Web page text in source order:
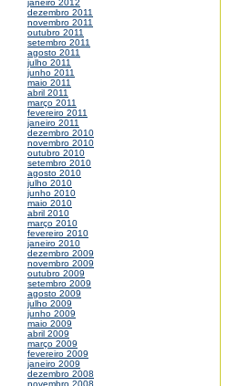
janeiro 2012
dezembro 2011
novembro 2011
outubro 2011
setembro 2011
agosto 2011
julho 2011
junho 2011
maio 2011
abril 2011
março 2011
fevereiro 2011
janeiro 2011
dezembro 2010
novembro 2010
outubro 2010
setembro 2010
agosto 2010
julho 2010
junho 2010
maio 2010
abril 2010
março 2010
fevereiro 2010
janeiro 2010
dezembro 2009
novembro 2009
outubro 2009
setembro 2009
agosto 2009
julho 2009
junho 2009
maio 2009
abril 2009
março 2009
fevereiro 2009
janeiro 2009
dezembro 2008